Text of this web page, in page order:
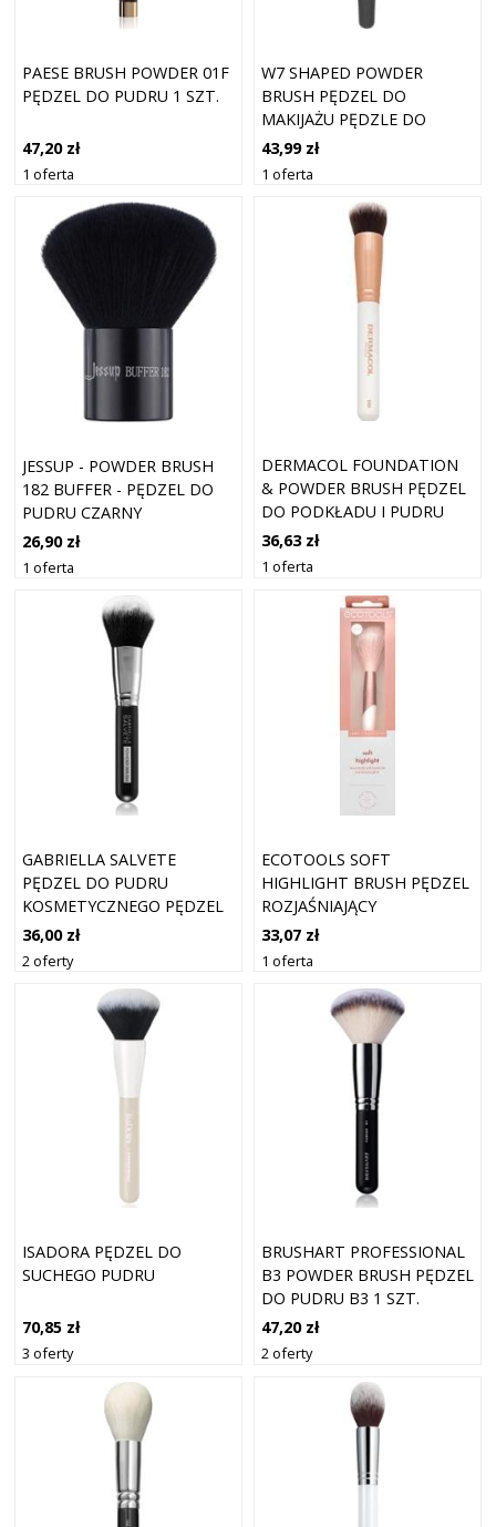
PAESE BRUSH POWDER 01F
PĘDZEL DO PUDRU 1 SZT.
47,20 zł
1 oferta
W7 SHAPED POWDER
BRUSH PĘDZEL DO
MAKIJAŻU PĘDZLE DO
PUDRU 1 CT
43,99 zł
1 oferta
JESSUP - POWDER BRUSH
182 BUFFER - PĘDZEL DO
PUDRU CZARNY
26,90 zł
1 oferta
DERMACOL FOUNDATION
& POWDER BRUSH PĘDZEL
DO PODKŁADU I PUDRU
D52 ROSE GOLD
36,63 zł
1 oferta
GABRIELLA SALVETE
PĘDZEL DO PUDRU
KOSMETYCZNEGO PĘDZEL
DO PUDRU
36,00 zł
2 oferty
ECOTOOLS SOFT
HIGHLIGHT BRUSH PĘDZEL
ROZJAŚNIAJĄCY
33,07 zł
1 oferta
ISADORA PĘDZEL DO
SUCHEGO PUDRU
70,85 zł
3 oferty
BRUSHART PROFESSIONAL
B3 POWDER BRUSH PĘDZEL
DO PUDRU B3 1 SZT.
47,20 zł
2 oferty